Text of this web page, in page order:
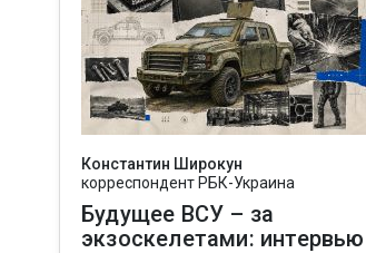
Константин Широкун
корреспондент РБК-Украина
Будущее ВСУ – за
экзоскелетами: интервью